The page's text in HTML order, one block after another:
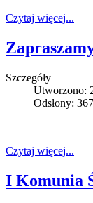
Czytaj więcej...
Szczegóły
Utworzono:
Odsłony: 367
Czytaj więcej...
I Komunia